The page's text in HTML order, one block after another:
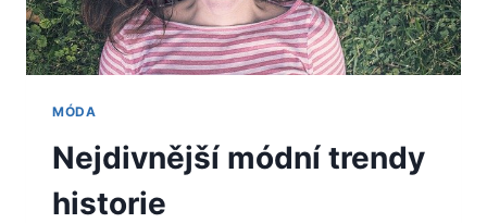
MÓDA
Nejdivnější módní trendy
historie